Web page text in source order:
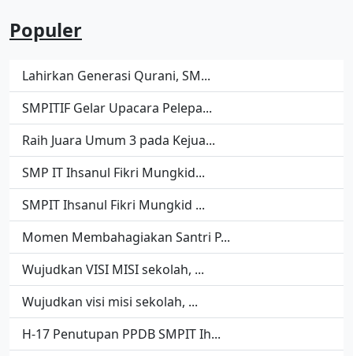
Populer
Lahirkan Generasi Qurani, SM...
SMPITIF Gelar Upacara Pelepa...
Raih Juara Umum 3 pada Kejua...
SMP IT Ihsanul Fikri Mungkid...
SMPIT Ihsanul Fikri Mungkid ...
Momen Membahagiakan Santri P...
Wujudkan VISI MISI sekolah, ...
Wujudkan visi misi sekolah, ...
H-17 Penutupan PPDB SMPIT Ih...